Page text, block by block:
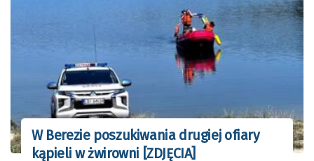
W Berezie poszukiwania drugiej ofiary
kąpieli w żwirowni [ZDJĘCIA]